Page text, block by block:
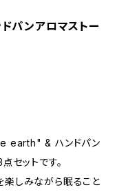
ンアロマストー
earth" & ハンドパン
セットです。
楽しみながら眠ること